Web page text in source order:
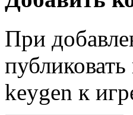
При
keygen к